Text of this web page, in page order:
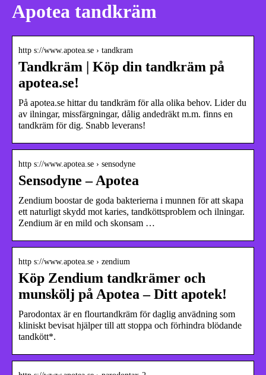
Apotea tandkräm
http s://www.apotea.se › tandkram
Tandkräm | Köp din tandkräm på
apotea.se!
På apotea.se hittar du tandkräm för alla olika behov. Lider du
av ilningar, missfärgningar, dålig andedräkt m.m. finns en
tandkräm för dig. Snabb leverans!
http s://www.apotea.se › sensodyne
Sensodyne – Apotea
Zendium boostar de goda bakterierna i munnen för att skapa
ett naturligt skydd mot karies, tandköttsproblem och ilningar.
Zendium är en mild och skonsam …
http s://www.apotea.se › zendium
Köp Zendium tandkrämer och
munskölj på Apotea – Ditt apotek!
Parodontax är en flourtandkräm för daglig anvädning som
kliniskt bevisat hjälper till att stoppa och förhindra blödande
tandkött*.